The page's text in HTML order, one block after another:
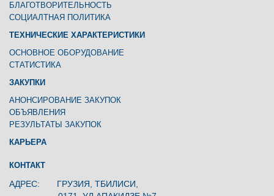
БЛАГОТВОРИТЕЛЬНОСТЬ
СОЦИАЛТНАЯ ПОЛИТИКА
ТЕХНИЧЕСКИЕ ХАРАКТЕРИСТИКИ
ОСНОВНОЕ ОБОРУДОВАНИЕ
СТАТИСТИКА
ЗАКУПКИ
АНОНСИРОВАНИЕ ЗАКУПОК
ОБЪЯВЛЕНИЯ
РЕЗУЛЬТАТЫ ЗАКУПОК
КАРЬЕРА
КОНТАКТ
АДРЕС: ГРУЗИЯ, ТБИЛИСИ,